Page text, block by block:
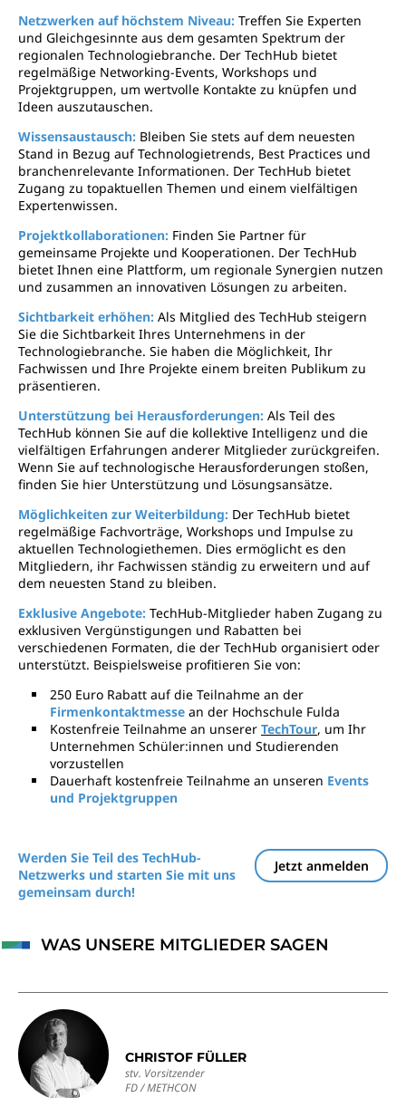
Netzwerken auf höchstem Niveau: Treffen Sie Experten
und Gleichgesinnte aus dem gesamten Spektrum der
regionalen Technologiebranche. Der TechHub bietet
regelmäßige Networking-Events, Workshops und
Projektgruppen, um wertvolle Kontakte zu knüpfen und
Ideen auszutauschen.
Wissensaustausch: Bleiben Sie stets auf dem neuesten
Stand in Bezug auf Technologietrends, Best Practices und
branchenrelevante Informationen. Der TechHub bietet
Zugang zu topaktuellen Themen und einem vielfältigen
Expertenwissen.
Projektkollaborationen: Finden Sie Partner für
gemeinsame Projekte und Kooperationen. Der TechHub
bietet Ihnen eine Plattform, um regionale Synergien nutzen
und zusammen an innovativen Lösungen zu arbeiten.
Sichtbarkeit erhöhen: Als Mitglied des TechHub steigern
Sie die Sichtbarkeit Ihres Unternehmens in der
Technologiebranche. Sie haben die Möglichkeit, Ihr
Fachwissen und Ihre Projekte einem breiten Publikum zu
präsentieren.
Unterstützung bei Herausforderungen: Als Teil des
TechHub können Sie auf die kollektive Intelligenz und die
vielfältigen Erfahrungen anderer Mitglieder zurückgreifen.
Wenn Sie auf technologische Herausforderungen stoßen,
finden Sie hier Unterstützung und Lösungsansätze.
Möglichkeiten zur Weiterbildung: Der TechHub bietet
regelmäßige Fachvorträge, Workshops und Impulse zu
aktuellen Technologiethemen. Dies ermöglicht es den
Mitgliedern, ihr Fachwissen ständig zu erweitern und auf
dem neuesten Stand zu bleiben.
Exklusive Angebote: TechHub-Mitglieder haben Zugang zu
exklusiven Vergünstigungen und Rabatten bei
verschiedenen Formaten, die der TechHub organisiert oder
unterstützt. Beispielsweise profitieren Sie von:
250 Euro Rabatt auf die Teilnahme an der
Firmenkontaktmesse an der Hochschule Fulda
Kostenfreie Teilnahme an unserer TechTour, um Ihr
Unternehmen Schüler:innen und Studierenden
vorzustellen
Dauerhaft kostenfreie Teilnahme an unseren Events
und Projektgruppen
Werden Sie Teil des TechHub-
Netzwerks und starten Sie mit uns
gemeinsam durch!
Jetzt anmelden
WAS UNSERE MITGLIEDER SAGEN
CHRISTOF FÜLLER
stv. Vorsitzender
FD / METHCON